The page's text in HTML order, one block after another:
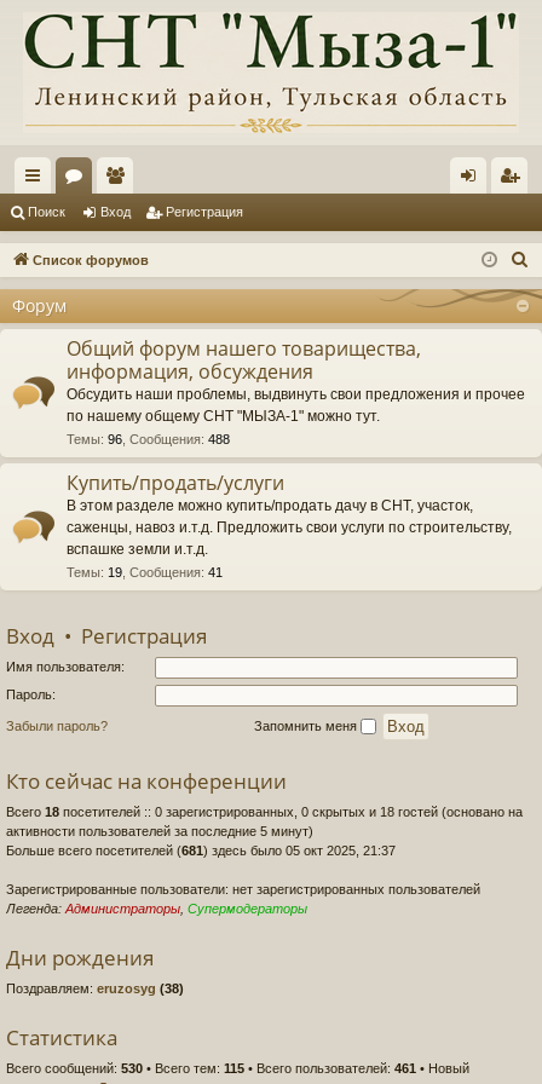
с
ы
и
ум
ол
ьз
ат
ел
и
д ис
ац
Поиск Вход Регистрация
Список форумов
Форум
Общий форум нашего товарищества,
информация, обсуждения
Обсудить наши проблемы, выдвинуть свои предложения и прочее
по нашему общему СНТ "МЫЗА-1" можно тут.
Темы: 96 Сообщения: 488
Купить/продать/услуги
В этом разделе можно купить/продать дачу в СНТ, участок,
саженцы, навоз и.т.д. Предложить свои услуги по строительству,
вспашке земли и.т.д.
Темы: 19 Сообщения: 41
Вход • Регистрация
Имя пользователя:
Пароль:
Забыли пароль? Запомнить меня
Кто сейчас на конференции
Всего 18 посетителей :: 0 зарегистрированных, 0 скрытых и 18 гостей (основано на
активности пользователей за последние 5 минут)
Больше всего посетителей (681) здесь было 05 окт 2025, 21:37
Зарегистрированные пользователи: нет зарегистрированных пользователей
Легенда: Администраторы Супермодераторы
Дни рождения
Поздравляем: eruzosyg (38)
Статистика
Всего сообщений: 530 • Всего тем: 115 • Всего пользователей: 461 • Новый